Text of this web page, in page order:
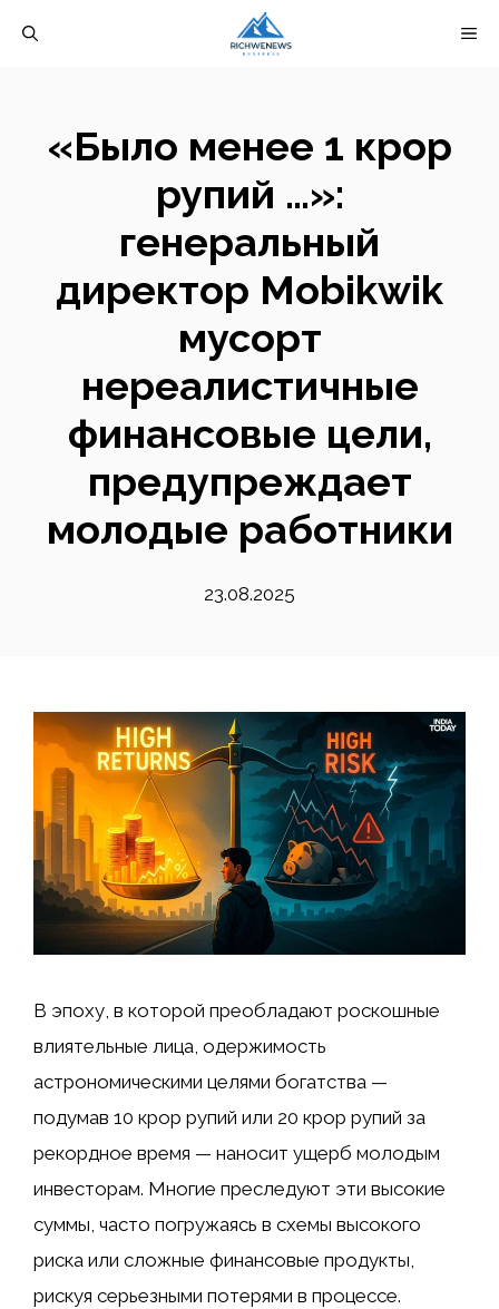
«Было менее 1 крор
рупий …»:
генеральный
директор Mobikwik
мусорт
нереалистичные
финансовые цели,
предупреждает
молодые работники
23.08.2025
В эпоху, в которой преобладают роскошные
влиятельные лица, одержимость
астрономическими целями богатства —
подумав 10 крор рупий или 20 крор рупий за
рекордное время — наносит ущерб молодым
инвесторам. Многие преследуют эти высокие
суммы, часто погружаясь в схемы высокого
риска или сложные финансовые продукты,
рискуя серьезными потерями в процессе.